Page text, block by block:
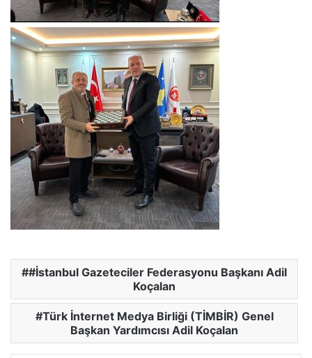
#İstanbul Gazeteciler Federasyonu Başkanı Adil
Koçalan
Türk İnternet Medya Birliği (TİMBİR) Genel
Başkan Yardımcısı Adil Koçalan